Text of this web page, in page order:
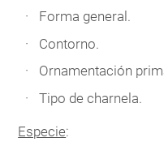
Forma general.
Contorno.
Ornamentación
Tipo de charnela.
Especie: